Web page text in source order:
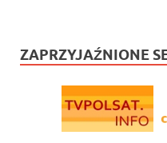
ZAPRZYJAŹNIONE